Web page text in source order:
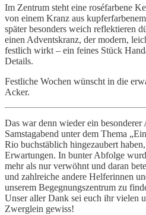
Im Zentrum steht eine roséfarbene
von einem Kranz aus
später besonders weich reflektieren
einen Adventskranz, der modern,
festlich wirkt – ein feines Stück
Details.
Festliche Wochen wünscht in die
Acker.
Das war denn wieder ein besonderer
Samstagabend unter dem Thema
Rio buchstäblich hingezaubert
Erwartungen. In bunter Abfolge
mehr als nur verwöhnt und daran
und zahlreiche andere Helferinnen
unserem Begegnungszentrum zu
Unser aller Dank sei euch ihr vielen
Zwerglein gewiss!